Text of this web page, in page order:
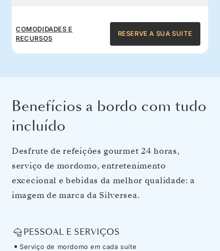
COMODIDADES E
RECURSOS
RESERVE A SUA SUITE
Benefícios a bordo com tudo
incluído
Desfrute de refeições gourmet 24 horas,
serviço de mordomo, entretenimento
excecional e bebidas da melhor qualidade: a
imagem de marca da Silversea.
PESSOAL E SERVIÇOS
Serviço de mordomo em cada suite